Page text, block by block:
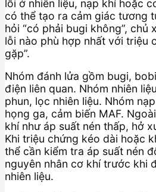
lỗi ở nhiên liệu, nạp khí hoặc
có thể tạo ra cảm giác tương
hỏi “có phải bugi không”, chủ
lỗi nào phù hợp nhất với triệu
gặp”.
Nhóm đánh lửa gồm bugi,
điện liên quan. Nhóm nhiên
phun, lọc nhiên liệu. Nhóm
họng ga, cảm biến MAF.
khí như áp suất nén thấp, hở
Khi triệu chứng kéo dài hoặc
thể cần kiểm tra áp suất nén
nguyên nhân cơ khí trước khi
nhiên liệu.